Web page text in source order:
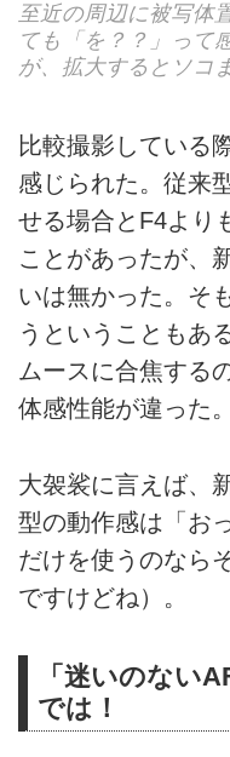
至近の周辺に被写体
ても「を？？」って
が、拡大するとソコ
比較撮影している
感じられた。従来
せる場合とF4より
ことがあったが、
いは無かった。そ
うということもあ
ムースに合焦する
体感性能が違った。
大袈裟に言えば、
型の動作感は「お
だけを使うのなら
ですけどね）。
「迷いのない
では！